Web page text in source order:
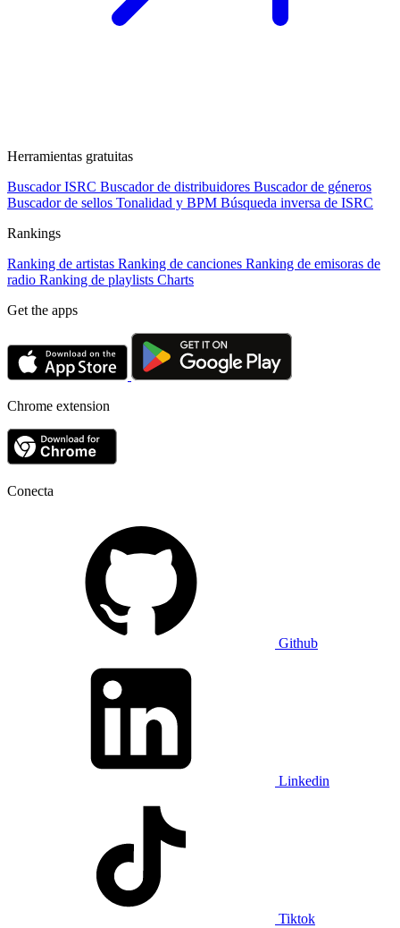
Herramientas gratuitas
Buscador ISRC Buscador de distribuidores Buscador de géneros
Buscador de sellos Tonalidad y BPM Búsqueda inversa de ISRC
Rankings
Ranking de artistas Ranking de canciones Ranking de emisoras de
radio Ranking de playlists Charts
Get the apps
Chrome extension
Conecta
Github
Linkedin
Tiktok